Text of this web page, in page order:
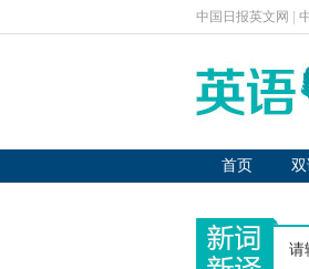
中国日报英文网
首页 双